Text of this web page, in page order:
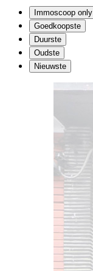
Immoscoop only
Goedkoopste
Duurste
Oudste
Nieuwste